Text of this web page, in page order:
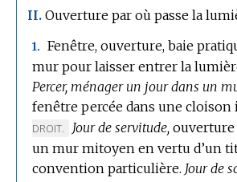
II. Ouverture par où passe la
1. Fenêtre, ouverture, baie
mur pour laisser entrer la
Percer, ménager un jour dans un
fenêtre percée dans une cloison
DROIT. Jour de servitude, ouverture
un mur mitoyen en vertu d’un
convention particulière. Jour de